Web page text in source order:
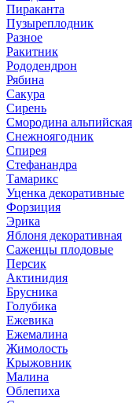
Пираканта
Пузыреплодник
Разное
Ракитник
Рододендрон
Рябина
Сакура
Сирень
Смородина альпийская
Снежноягодник
Спирея
Стефанандра
Тамарикс
Уценка декоративные
Форзиция
Эрика
Яблоня декоративная
Саженцы плодовые
Персик
Актинидия
Брусника
Голубика
Ежевика
Ежемалина
Жимолость
Крыжовник
Малина
Облепиха